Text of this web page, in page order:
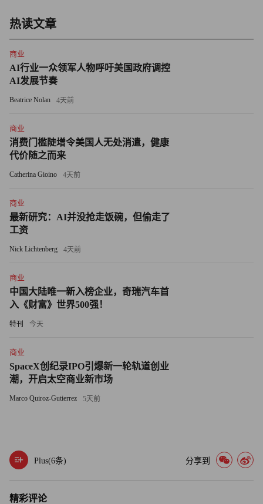
有与冒险倾向相关的基因。王石的母亲是锡伯族，他可能继
承了喜欢冒险的基因和特质。换言之，喜欢冒险就是他的本
能，同时他多年保持良好的运动习惯和超强体能，由此实
力。
的勇气，为他的自律，为他的不服老和不躺平，为他打破年
龄的刻板印象，重新定义“青春”和“老年”。
如今不少青年人缺乏目标、不想奋斗、慵懒躺平，有这样一
人，每个地球人为之高兴吗？
其实，不仅体力、心力，此举还很有“脑力”。用这样一种方
式公开宣言，免费请千万人成为自己的免费“监督员”（体能
买，如今是注意力经济的时代。
@朱墨竹
里。
我不是登山者，不敢说对这句话感同身受。但我觉得伟大的
攀登者所要征服的是自己，而不是那块石头。
说到石头，我就联想到最近大热的《瞬息全宇宙》中那两块
热读文章
商业
AI行业一众领军人物呼吁美国政府调控
AI发展节奏
Beatrice Nolan 4天前
商业
消费门槛陡增令美国人无处消遣，健康
代价随之而来
Catherina Gioino 4天前
商业
最新研究：AI并没抢走饭碗，但偷走了
工资
Nick Lichtenberg 4天前
商业
中国大陆唯一新入榜企业，奇瑞汽车首
入《财富》世界500强！
特刊 今天
商业
SpaceX创纪录IPO引爆新一轮轨道创业
潮，开启太空商业新市场
Marco Quiroz-Gutierrez 5天前
Plus(6条) 分享到
精彩评论